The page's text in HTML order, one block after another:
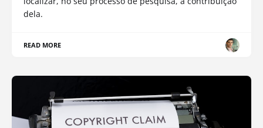
dela.
READ MORE